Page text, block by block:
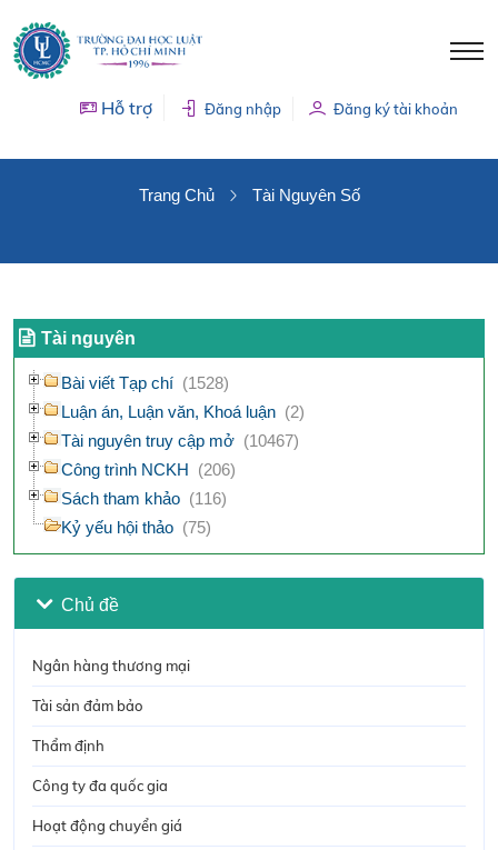
Hỗ trợ Đăng nhập Đăng ký tài khoản
Trang Chủ Tài Nguyên Số
Tài nguyên
Bài viết Tạp chí (1528)
Luận án, Luận văn, Khoá luận (2)
Tài nguyên truy cập mở (10467)
Công trình NCKH (206)
Sách tham khảo (116)
Kỷ yếu hội thảo (75)
Chủ đề
Ngân hàng thương mại
Tài sản đảm bảo
Thẩm định
Công ty đa quốc gia
Hoạt động chuyển giá